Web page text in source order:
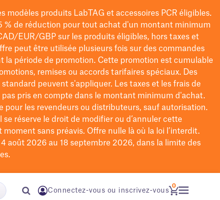
modèles produits LabTAG et accessoires PCR éligibles.
% de réduction pour tout achat d'un montant minimum
EUR/GBPsur les produits éligibles, hors taxes et
peut être utilisée plusieurs fois sur des commandes
la période de promotion. Cette promotion est cumulable
remises ou accords tarifaires spéciaux. Des
peuvent s'appliquer. Les taxes et les frais de
pas pris en compte dans le montant minimum d'achat.
pour les revendeurs ou distributeurs, sauf autorisation.
réserve le droit de modifierou d’annuler cette
sans préavis. Offre nulle là où la loi l’interdit.
août 2026 au 18 septembre 2026, dans la limite des
Connectez-vous ou inscrivez-vous
0